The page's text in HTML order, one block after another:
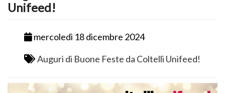
Unifeed!
mercoledì 18 dicembre 2024
Auguri di Buone Feste da Coltelli Unifeed!